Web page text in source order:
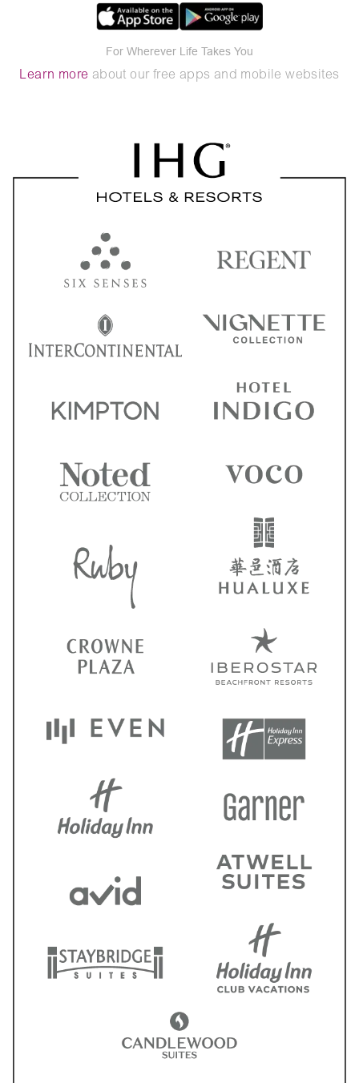
For Wherever Life Takes You
Learn more about our free apps and mobile websites